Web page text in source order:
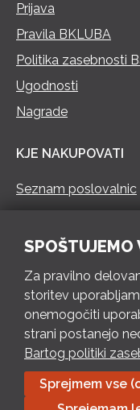
Prijava
Pravila BKLUBA
Politika zasebnosti
Ugodnosti
Nagrade
KJE NAKUPOVATI
Seznam poslovalnic
PON – PET 8 – 18 h
Pošlji e-mail
Izpolni kontaktni
Bartog d.o.o. Trebnje |
SPOŠTUJEMO
Za pravilno
storitev
onemogočiti
strani postanejo
Bartog politiki
Sprejmem vse